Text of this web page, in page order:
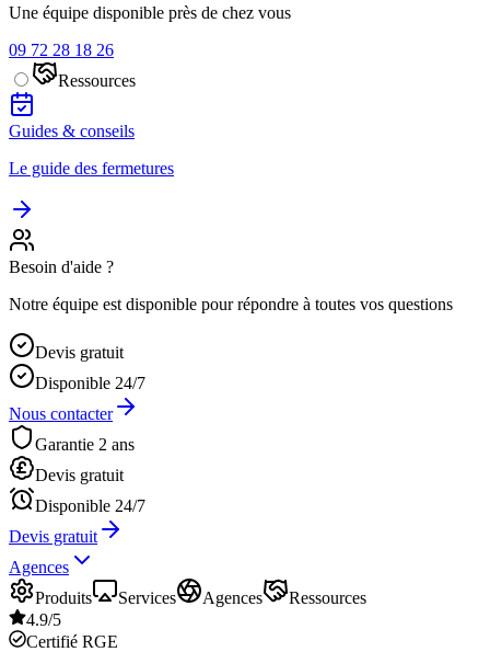
Une équipe disponible près de chez vous
09 72 28 18 26
Ressources
Guides & conseils
Le guide des fermetures
Besoin d'aide ?
Notre équipe est disponible pour répondre à toutes vos questions
Devis gratuit
Disponible 24/7
Nous contacter
Garantie 2 ans
Devis gratuit
Disponible 24/7
Devis gratuit
Agences
Produits
Services Agences
Ressources
4.9/5
Certifié RGE